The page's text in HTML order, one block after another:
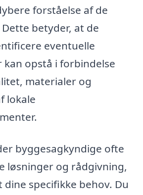
forståelse af de
betyder, at de
eventuelle
kan opstå i forbindelse
materialer og
lokale
byggesagkyndige ofte
løsninger og rådgivning,
specifikke behov. Du